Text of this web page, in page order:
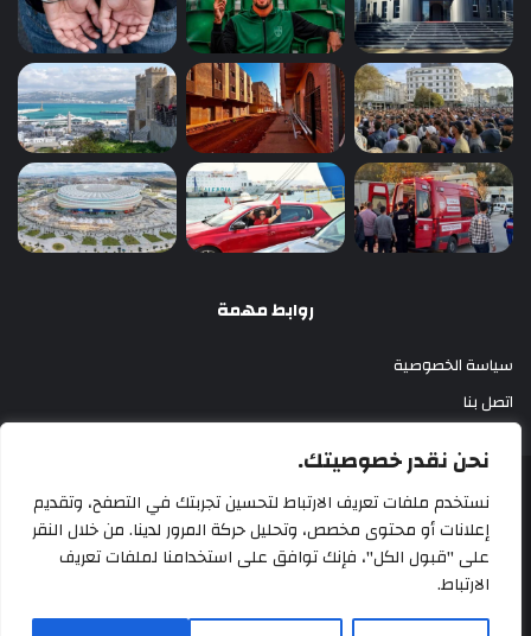
نحن نقدر خصوصيتك.
نستخدم ملفات تعريف الارتباط لتحسين تجربتك في التصفح، وتقديم
إعلانات أو محتوى مخصص، وتحليل حركة المرور لدينا. من خلال النقر
على "قبول الكل"، فإنك توافق على استخدامنا لملفات تعريف
الارتباط.
روابط مهمة
سياسة الخصوصية
اتصل بنا
أزري بريس 2025
سياسة الخصوصية اتصل بنا